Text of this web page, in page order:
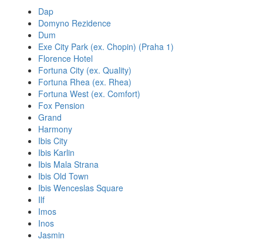
Dap
Domyno Rezidence
Dum
Exe City Park (ex. Chopin) (Praha 1)
Florence Hotel
Fortuna City (ex. Quality)
Fortuna Rhea (ex. Rhea)
Fortuna West (ex. Comfort)
Fox Pension
Grand
Harmony
Ibis City
Ibis Karlin
Ibis Mala Strana
Ibis Old Town
Ibis Wenceslas Square
Ilf
Imos
Inos
Jasmin